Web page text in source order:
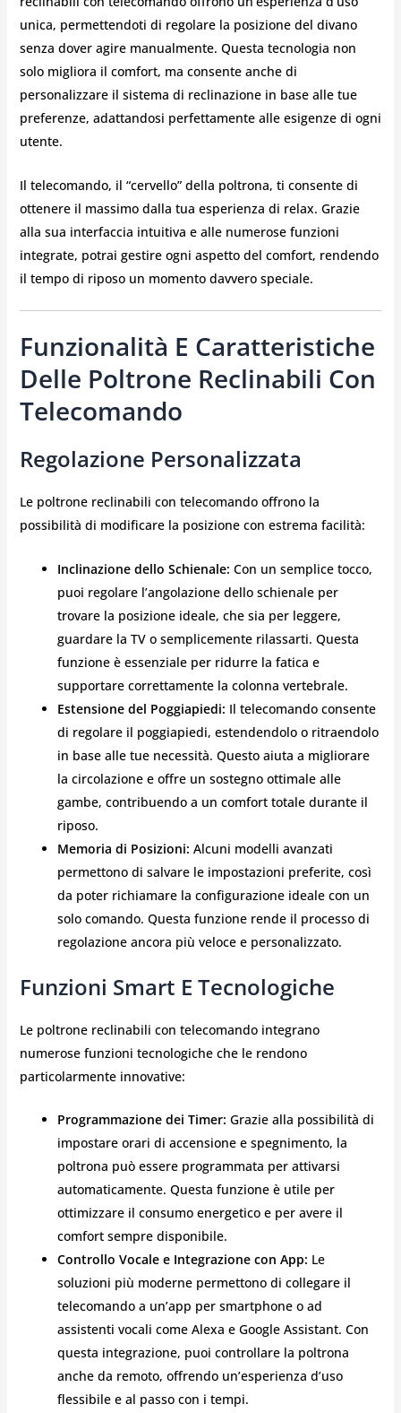
unica, permettendoti di regolare la posizione del divano
senza dover agire manualmente. Questa tecnologia non
solo migliora il comfort, ma consente anche di
personalizzare il sistema di reclinazione in base alle tue
preferenze, adattandosi perfettamente alle esigenze di ogni
utente.
Il telecomando, il “cervello” della poltrona, ti consente di
ottenere il massimo dalla tua esperienza di relax. Grazie
alla sua interfaccia intuitiva e alle numerose funzioni
integrate, potrai gestire ogni aspetto del comfort, rendendo
il tempo di riposo un momento davvero speciale.
Funzionalità E Caratteristiche
Delle Poltrone Reclinabili Con
Telecomando
Regolazione Personalizzata
Le poltrone reclinabili con telecomando offrono la
possibilità di modificare la posizione con estrema facilità:
Inclinazione dello Schienale: Con un semplice tocco,
puoi regolare l’angolazione dello schienale per
trovare la posizione ideale, che sia per leggere,
guardare la TV o semplicemente rilassarti. Questa
funzione è essenziale per ridurre la fatica e
supportare correttamente la colonna vertebrale.
Estensione del Poggiapiedi: Il telecomando consente
di regolare il poggiapiedi, estendendolo o ritraendolo
in base alle tue necessità. Questo aiuta a migliorare
la circolazione e offre un sostegno ottimale alle
gambe, contribuendo a un comfort totale durante il
riposo.
Memoria di Posizioni: Alcuni modelli avanzati
permettono di salvare le impostazioni preferite, così
da poter richiamare la configurazione ideale con un
solo comando. Questa funzione rende il processo di
regolazione ancora più veloce e personalizzato.
Funzioni Smart E Tecnologiche
Le poltrone reclinabili con telecomando integrano
numerose funzioni tecnologiche che le rendono
particolarmente innovative:
Programmazione dei Timer: Grazie alla possibilità di
impostare orari di accensione e spegnimento, la
poltrona può essere programmata per attivarsi
automaticamente. Questa funzione è utile per
ottimizzare il consumo energetico e per avere il
comfort sempre disponibile.
Controllo Vocale e Integrazione con App: Le
soluzioni più moderne permettono di collegare il
telecomando a un’app per smartphone o ad
assistenti vocali come Alexa e Google Assistant. Con
questa integrazione, puoi controllare la poltrona
anche da remoto, offrendo un’esperienza d’uso
flessibile e al passo con i tempi.